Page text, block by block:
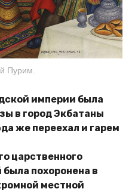
Пурим.
империи была
в город Экбатаны
же переехал и гарем
царственного
была похоронена в
местной